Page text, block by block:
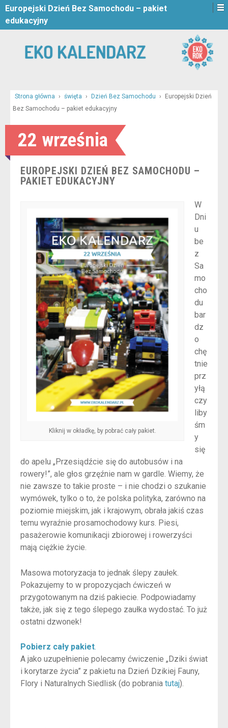
Europejski Dzień Bez Samochodu – pakiet
edukacyjny
Strona główna › święta › Dzień Bez Samochodu ›
Europejski Dzień
Bez Samochodu – pakiet edukacyjny
22 września
EUROPEJSKI DZIEŃ BEZ SAMOCHODU –
PAKIET EDUKACYJNY
Kliknij w okładkę, by pobrać cały pakiet.
W
Dni
u
be
z
Sa
mo
cho
du
bar
dz
o
chę
tnie
prz
yłą
czy
liby
śm
y
się
do apelu „Przesiądźcie się do autobusów i na
rowery!”, ale głos grzęźnie nam w gardle. Wiemy, że
nie zawsze to takie proste – i nie chodzi o szukanie
wymówek, tylko o to, że polska polityka, zarówno na
poziomie miejskim, jak i krajowym, obrała jakiś czas
temu wyraźnie prosamochodowy kurs. Piesi,
pasażerowie komunikacji zbiorowej i rowerzyści
mają ciężkie życie.
Masowa motoryzacja to jednak ślepy zaułek.
Pokazujemy to w propozycjach ćwiczeń w
przygotowanym na dziś pakiecie. Podpowiadamy
także, jak się z tego ślepego zaułka wydostać. To już
ostatni dzwonek!
Pobierz cały pakiet.
A jako uzupełnienie polecamy ćwiczenie „Dziki świat
i korytarze życia” z pakietu na Dzień Dzikiej Fauny,
Flory i Naturalnych Siedlisk (do pobrania tutaj).